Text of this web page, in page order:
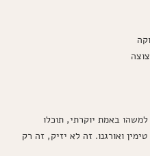
באמת יוקרתי, תוכלו
ואורגנו. זה לא יזיק, זה רק